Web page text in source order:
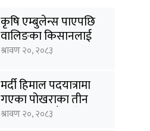
कृषि एम्बुलेन्स पाएपछि
वालिङका किसानलाई
राहत
श्रावण २०, २०८३
मर्दी हिमाल पदयात्रामा
गएका पोखराका तीन
युवक बादलडाँडा क्षेत्रबाट
श्रावण २०, २०८३